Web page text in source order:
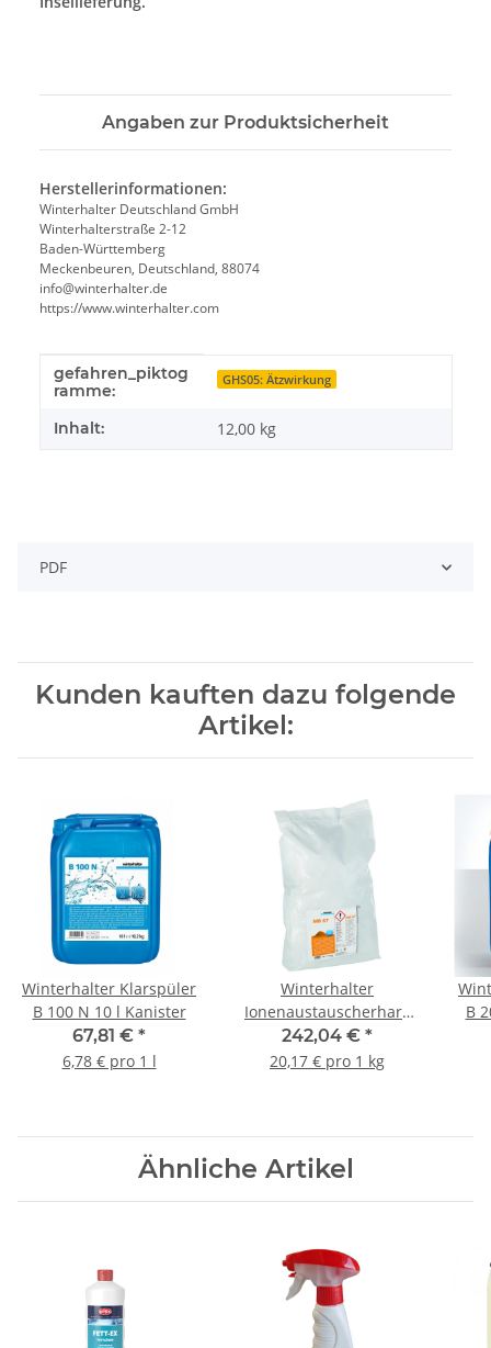
Angaben zur Produktsicherheit
Herstellerinformationen:
Winterhalter Deutschland GmbH
Winterhalterstraße 2-12
Baden-Württemberg
Meckenbeuren, Deutschland, 88074
info@winterhalter.de
https://www.winterhalter.com
Produkteigenschaft
Wert
gefahren_piktog
ramme:
GHS05: Ätzwirkung
Inhalt: 12,00 kg
PDF
Kunden kauften dazu folgende
Artikel:
Winterhalter Klarspüler
B 100 N 10 l Kanister
67,81 € *
6,78 € pro 1 l
Winterhalter
Ionenaustauscherharz
MB67 19 l
242,04 € *
20,17 € pro 1 kg
B
Ähnliche Artikel